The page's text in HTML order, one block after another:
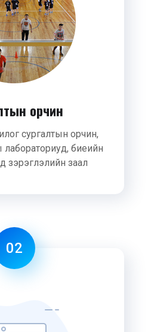
орчин
сургалтын орчин,
биеийн
зэрэглэлийн заал
02